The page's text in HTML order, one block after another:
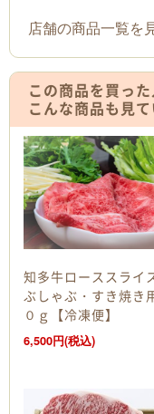
店舗の商品一覧を
この商品を買っ
こんな商品も見て
知多牛ローススライ
ぶしゃぶ・すき焼き
０ｇ【冷凍便】
6,500円(税込)